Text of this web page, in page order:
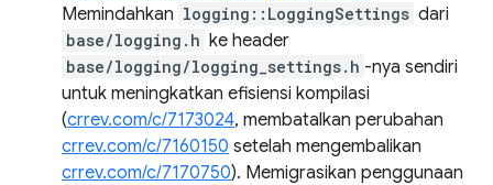
Memindahkan logging::LoggingSettings dari
base/logging.h ke header
base/logging/logging_settings.h -nya sendiri
untuk meningkatkan efisiensi kompilasi
(crrev.com/c/7173024, membatalkan perubahan
crrev.com/c/7160150 setelah mengembalikan
crrev.com/c/7170750). Memigrasikan penggunaan